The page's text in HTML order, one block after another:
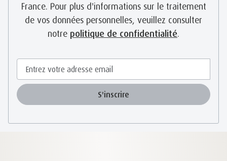
France. Pour plus d'informations sur le traitement
de vos données personnelles, veuillez consulter
notre politique de confidentialité.
S'inscrire